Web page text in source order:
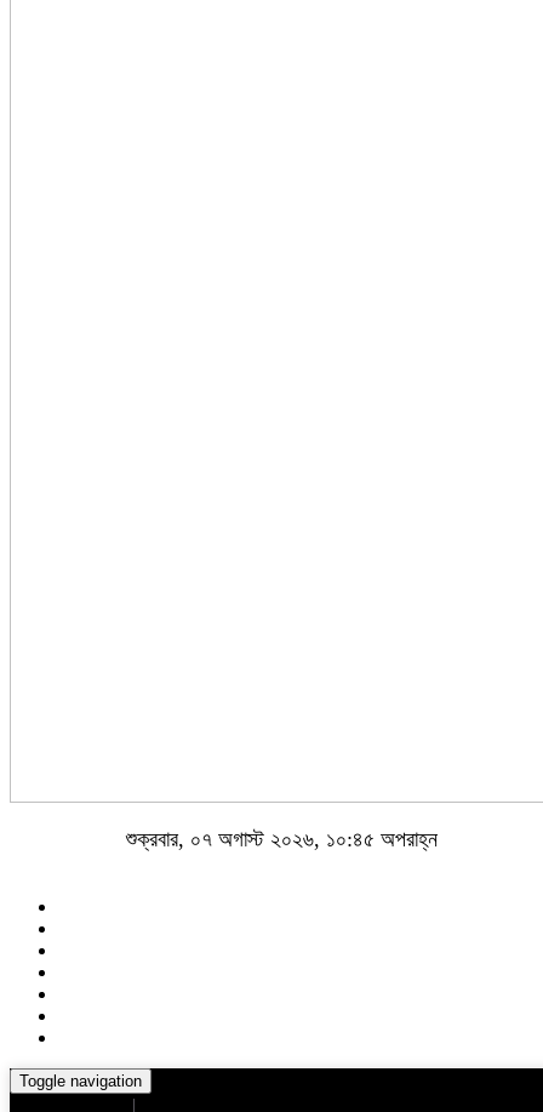
শুক্রবার, ০৭ অগাস্ট ২০২৬, ১০:৪৫ অপরাহ্ন
Toggle navigation